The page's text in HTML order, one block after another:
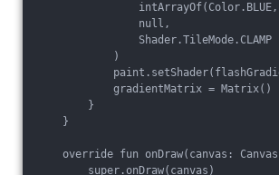
                null,
                Shader.TileMode.CLAMP
            )
            gradientMatrix = Matrix()
        }
    }
override fun onDraw(canvas:
        super.onDraw(canvas)